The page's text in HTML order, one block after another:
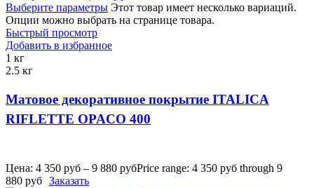
Выберите параметры Этот товар имеет несколько вариаций.
Опции можно выбрать на странице товара.
Быстрый просмотр
Добавить в избранное
1 кг
2.5 кг
Матовое декоративное покрытие ITALICA
RIFLETTE OPACO 400
Цена: 4 350 руб – 9 880 рубPrice range: 4 350 руб through 9
880 руб Заказать